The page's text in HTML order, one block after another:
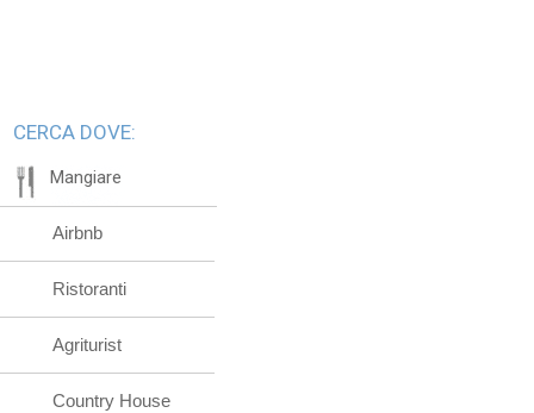
CERCA DOVE:
Mangiare
Airbnb
Ristoranti
Agriturist
Country House